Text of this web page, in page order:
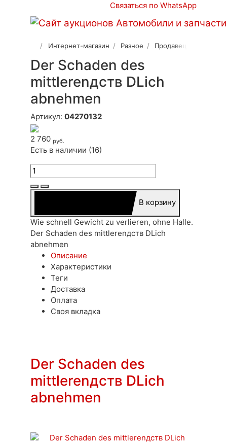
Связаться по WhatsApp
Интернет-магазин Разное Продавец 2
Der Schaden des
mittlerenдств DLich
abnehmen
Артикул: 04270132
2 760 руб.
Есть в наличии (16)
В корзину
Wie schnell Gewicht zu verlieren, ohne Halle.
Der Schaden des mittlerenдств DLich
abnehmen
Описание
Характеристики
Теги
Доставка
Оплата
Своя вкладка
Der Schaden des
mittlerenдств DLich
abnehmen